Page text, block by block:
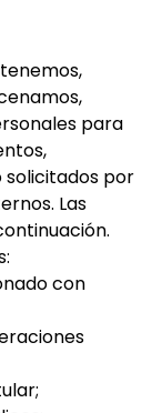
para
solicitados por
Las
con